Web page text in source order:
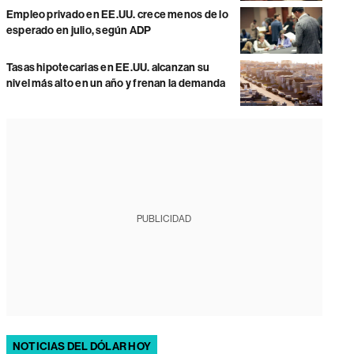
Empleo privado en EE.UU. crece menos de lo
esperado en julio, según ADP
Tasas hipotecarias en EE.UU. alcanzan su
nivel más alto en un año y frenan la demanda
PUBLICIDAD
NOTICIAS DEL DÓLAR HOY